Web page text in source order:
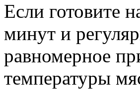
Если готовите
минут и
равномерное
температуры